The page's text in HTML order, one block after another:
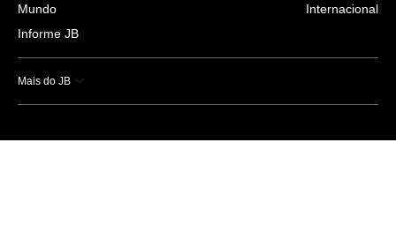
Mundo
Informe JB
Internacional
Mais do JB
Esportes